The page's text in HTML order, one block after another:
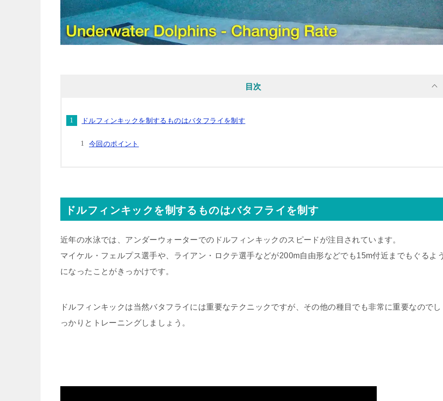
目次
ドルフィンキックを制するものはバタフライを制す
今回のポイント
ドルフィンキックを制するものはバタフライを制す
近年の水泳では、アンダーウォーターでのドルフィンキックのスピードが注目されています。
マイケル・フェルプス選手や、ライアン・ロクテ選手などが200m自由形などでも15m付近までもぐるよ
になったことがきっかけです。
ドルフィンキックは当然バタフライには重要なテクニックですが、その他の種目でも非常に重要なのでし
っかりとトレーニングしましょう。